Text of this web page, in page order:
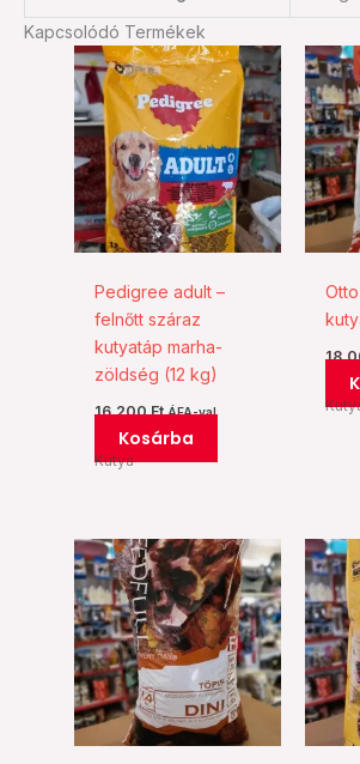
Kapcsolódó Termékek
Pedigree adult –
felnőtt száraz
kutyatáp marha-
zöldség (12 kg)
16.200Ft ÁFA-val
Kosárba
Kutya